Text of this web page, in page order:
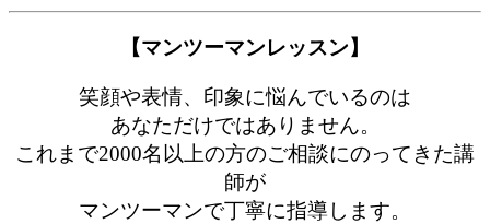
【マンツーマンレッスン】
笑顔や表情、印象に悩んでいるのは
あなただけではありません。
これまで2000名以上の方のご相談にのってきた講
師が
マンツーマンで丁寧に指導します。